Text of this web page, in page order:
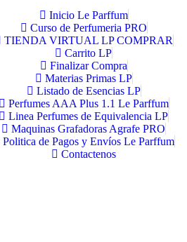
Inicio Le Parffum
Curso de Perfumeria PRO
TIENDA VIRTUAL LP COMPRAR
Carrito LP
Finalizar Compra
Materias Primas LP
Listado de Esencias LP
Perfumes AAA Plus 1.1 Le Parffum
Linea Perfumes de Equivalencia LP
Maquinas Grafadoras Agrafe PRO
Politica de Pagos y Envíos Le Parffum
Contactenos